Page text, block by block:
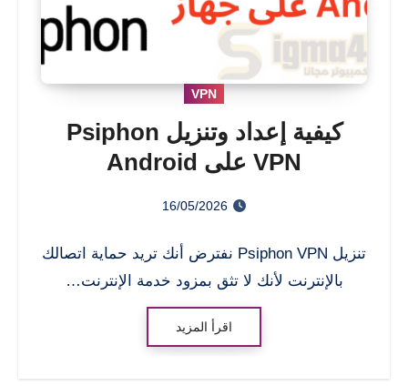
VPN
كيفية إعداد وتنزيل Psiphon
VPN على Android
16/05/2026
تنزيل Psiphon VPN نفترض أنك تريد حماية اتصالك
بالإنترنت لأنك لا تثق بمزود خدمة الإنترنت…
اقرأ المزيد